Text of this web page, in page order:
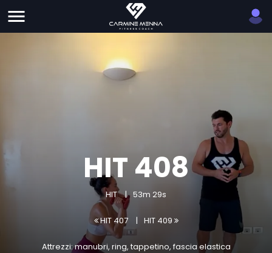
HIT 408
HIT 53m 29s
HIT 407 HIT 409
Attrezzi: manubri, ring, tappetino, fascia elastica